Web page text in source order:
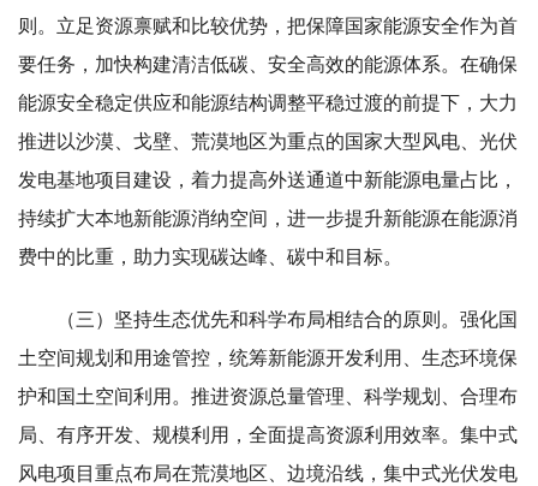
则。立足资源禀赋和比较优势，把保障国家能源安全作为首
要任务，加快构建清洁低碳、安全高效的能源体系。在确保
能源安全稳定供应和能源结构调整平稳过渡的前提下，大力
推进以沙漠、戈壁、荒漠地区为重点的国家大型风电、光伏
发电基地项目建设，着力提高外送通道中新能源电量占比，
持续扩大本地新能源消纳空间，进一步提升新能源在能源消
费中的比重，助力实现碳达峰、碳中和目标。
（三）坚持生态优先和科学布局相结合的原则。强化国
土空间规划和用途管控，统筹新能源开发利用、生态环境保
护和国土空间利用。推进资源总量管理、科学规划、合理布
局、有序开发、规模利用，全面提高资源利用效率。集中式
风电项目重点布局在荒漠地区、边境沿线，集中式光伏发电